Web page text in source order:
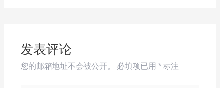
发表评论
您的邮箱地址不会被公开。 必填项已用 *标注